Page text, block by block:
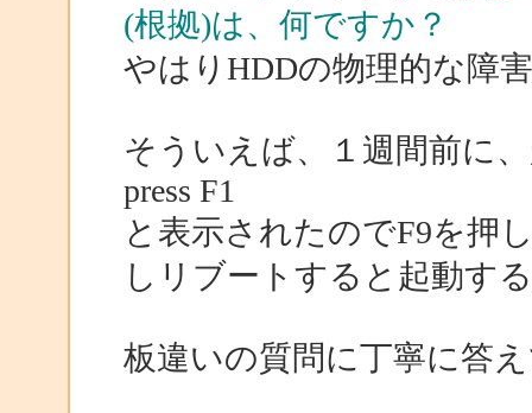
(根拠)は、何ですか？
やはりHDDの物理的な障
そういえば、１週間前に
press F1
と表示されたのでF9を押
しリブートすると起動す
板違いの質問に丁寧に答